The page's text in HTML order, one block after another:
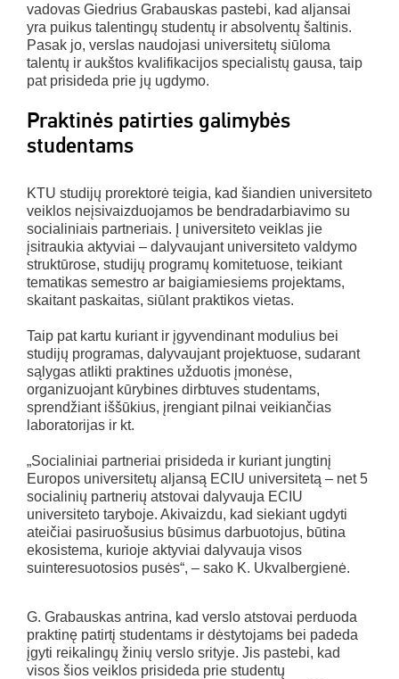
vadovas Giedrius Grabauskas pastebi, kad aljansai
yra puikus talentingų studentų ir absolventų šaltinis.
Pasak jo, verslas naudojasi universitetų siūloma
talentų ir aukštos kvalifikacijos specialistų gausa, taip
pat prisideda prie jų ugdymo.
Praktinės patirties galimybės
studentams
KTU studijų prorektorė teigia, kad šiandien universiteto
veiklos neįsivaizduojamos be bendradarbiavimo su
socialiniais partneriais. Į universiteto veiklas jie
įsitraukia aktyviai – dalyvaujant universiteto valdymo
struktūrose, studijų programų komitetuose, teikiant
tematikas semestro ar baigiamiesiems projektams,
skaitant paskaitas, siūlant praktikos vietas.
Taip pat kartu kuriant ir įgyvendinant modulius bei
studijų programas, dalyvaujant projektuose, sudarant
sąlygas atlikti praktines užduotis įmonėse,
organizuojant kūrybines dirbtuves studentams,
sprendžiant iššūkius, įrengiant pilnai veikiančias
laboratorijas ir kt.
„Socialiniai partneriai prisideda ir kuriant jungtinį
Europos universitetų aljansą ECIU universitetą – net 5
socialinių partnerių atstovai dalyvauja ECIU
universiteto taryboje. Akivaizdu, kad siekiant ugdyti
ateičiai pasiruošusius būsimus darbuotojus, būtina
ekosistema, kurioje aktyviai dalyvauja visos
suinteresuotosios pusės“, – sako K. Ukvalbergienė.
G. Grabauskas antrina, kad verslo atstovai perduoda
praktinę patirtį studentams ir dėstytojams bei padeda
įgyti reikalingų žinių verslo srityje. Jis pastebi, kad
visos šios veiklos prisideda prie studentų